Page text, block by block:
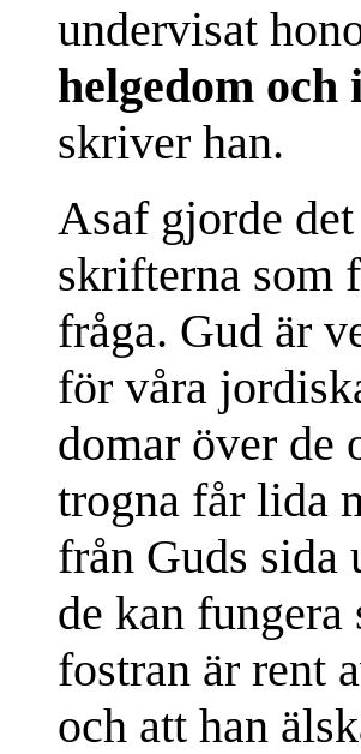
undervisat
helgedom
skriver han.
Asaf gjorde
skrifterna som
fråga. Gud är
för våra
domar över de
trogna får lida
från Guds sida
de kan fungera
fostran är rent
och att han